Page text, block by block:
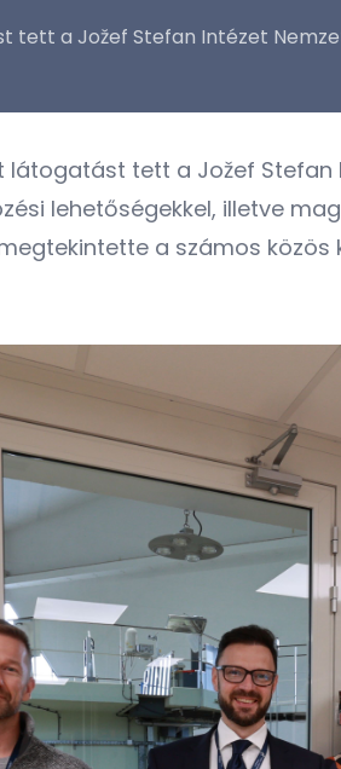
tett a Jožef Stefan Intézet
tett a Jožef
lehetőségekkel, illetve
a számos